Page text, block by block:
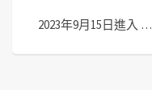
2023年9月15日進入 …